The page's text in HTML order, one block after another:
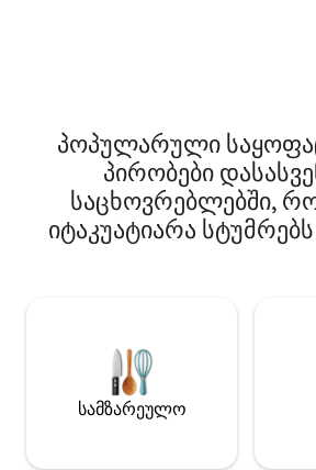
რესტორნებთან და წასახემსებელ
ბარებთან ახლოს. ჩვენ გთავაზობთ
Wi‑Fi ქსელის პაროლს, ასევე,
საწოლის თეთრეულსა და
პირსახოცებს. Ყველაფერი
სიყვარულით მოემზადეთ, რომ თავი
პოპულარული
პირობები
საცხოვრებლებში,
იტაკუატიარა
სამზარეულო